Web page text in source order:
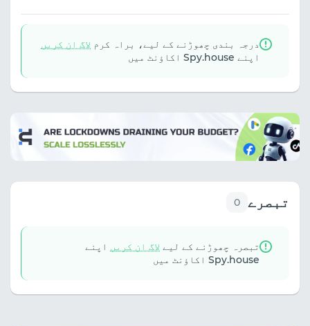
درجہ بندی چھوڑنے کے لیے، براہ کرم لاگ ان کریں
اپنے Spy.house اکاؤنٹ میں
تبصرے 0
تبصرہ چھوڑنے کے لیے لاگ ان کریں اپنے
Spy.house اکاؤنٹ میں